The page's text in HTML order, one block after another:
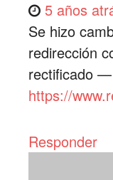
5 años
Se hizo
redirección
rectificado
https://
Responder